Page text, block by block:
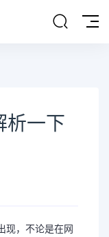
析一下
现，不论是在网